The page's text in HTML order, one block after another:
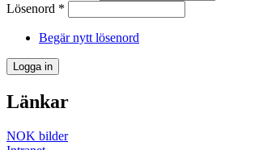
Lösenord *
Begär nytt lösenord
Länkar
NOK bilder